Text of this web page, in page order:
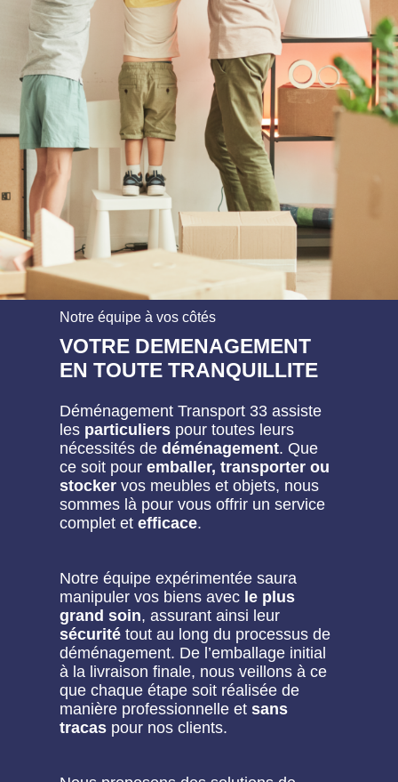
Notre équipe à vos côtés
VOTRE DEMENAGEMENT
EN TOUTE TRANQUILLITE
Déménagement Transport 33 assiste
les particuliers pour toutes leurs
nécessités dedéménagement. Que
ce soit pouremballer, transporter ou
stocker vos meubles et objets, nous
sommes là pour vous offrir un service
complet etefficace.
Notre équipe expérimentée saura
manipuler vos biens avec le plus
grand soin, assurant ainsi leur
sécurité tout au long du processus de
déménagement. De l’emballage initial
à la livraison finale, nous veillons à ce
que chaque étape soit réalisée de
manière professionnelle etsans
tracas pour nos clients.